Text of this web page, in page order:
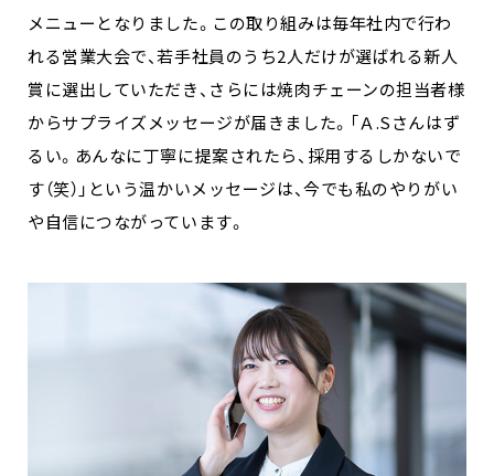
メニューとなりました。この取り組みは毎年社内で行わ
れる営業大会で、若手社員のうち2人だけが選ばれる新人
賞に選出していただき、さらには焼肉チェーンの担当者様
からサプライズメッセージが届きました。「Ａ.Sさんはず
るい。あんなに丁寧に提案されたら、採用するしかないで
す（笑）」という温かいメッセージは、今でも私のやりがい
や自信につながっています。